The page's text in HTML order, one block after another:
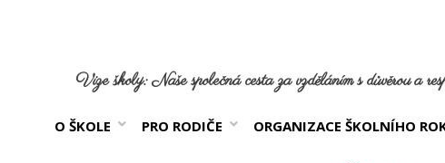
Vize školy: Naše společná cesta za vzděláním s důvěrou a
O ŠKOLE PRO RODIČE ORGANIZACE ŠKOLNÍHO